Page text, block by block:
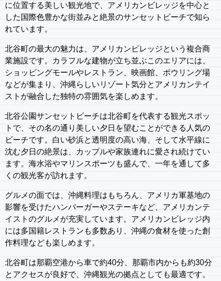
に位置する美しい観光地で、アメリカンビレッジを中心と
した国際色豊かな街並みと絶景のサンセットビーチで知ら
れています。
北谷町の最大の魅力は、アメリカンビレッジという複合商
業施設です。カラフルな建物が立ち並ぶこのエリアには、
ショッピングモールやレストラン、映画館、ボウリング場
などが集まり、沖縄らしいリゾート気分とアメリカンテイ
ストが融合した独特の雰囲気を楽しめます。
北谷公園サンセットビーチは北谷町を代表する観光スポッ
トで、その名の通り美しい夕日を望むことができる人気の
ビーチです。白い砂浜と透明度の高い海、そして水平線に
沈む夕日の絶景は、カップルや家族連れに愛され続けてい
ます。海水浴やマリンスポーツも盛んで、一年を通して多
くの観光客が訪れます。
グルメの面では、沖縄料理はもちろん、アメリカ軍基地の
影響を受けたハンバーガーやステーキなど、アメリカンテ
イストのグルメが充実しています。アメリカンビレッジ内
には多国籍レストランも多数あり、沖縄の食材を使った創
作料理なども楽しめます。
北谷町は那覇空港から車で約40分、那覇市内からも約30分
とアクセスが良好で、沖縄観光の拠点としても最適です。